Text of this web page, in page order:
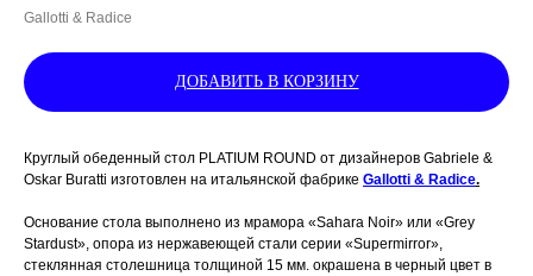
Gallotti & Radice
ДОБАВИТЬ В КОРЗИНУ
Круглый обеденный стол PLATIUM ROUND от дизайнеров Gabriele &
Oskar Buratti изготовлен на итальянской фабрике Gallotti & Radice.
Основание стола выполнено из мрамора «Sahara Noir» или «Grey
Stardust», опора из нержавеющей стали серии «Supermirror»,
стеклянная столешница толщиной 15 мм. окрашена в черный цвет в